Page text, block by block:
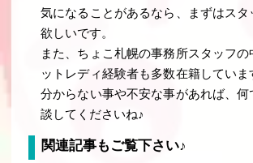
気になることがあるなら、まずはスタ
欲しいです。
また、ちょこ札幌の事務所スタッフの
ットレディ経験者も多数在籍してい
分からない事や不安な事があれば、何
談してくださいね♪
関連記事もご覧下さい♪